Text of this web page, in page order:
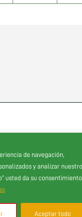
de navegación,
y analizar nuestro
usted da su consentimiento
Aceptar todo